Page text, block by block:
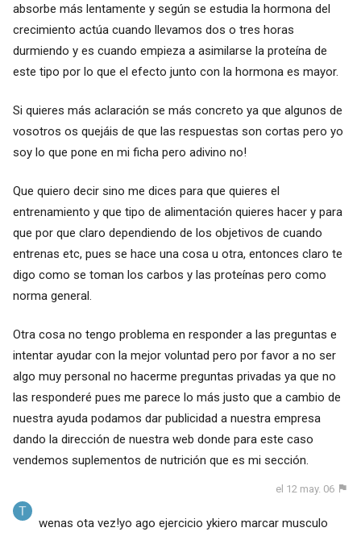
absorbe más lentamente y según se estudia la hormona del
crecimiento actúa cuando llevamos dos o tres horas
durmiendo y es cuando empieza a asimilarse la proteína de
este tipo por lo que el efecto junto con la hormona es mayor.
Si quieres más aclaración se más concreto ya que algunos de
vosotros os quejáis de que las respuestas son cortas pero yo
soy lo que pone en mi ficha pero adivino no!
Que quiero decir sino me dices para que quieres el
entrenamiento y que tipo de alimentación quieres hacer y para
que por que claro dependiendo de los objetivos de cuando
entrenas etc, pues se hace una cosa u otra, entonces claro te
digo como se toman los carbos y las proteínas pero como
norma general.
Otra cosa no tengo problema en responder a las preguntas e
intentar ayudar con la mejor voluntad pero por favor a no ser
algo muy personal no hacerme preguntas privadas ya que no
las responderé pues me parece lo más justo que a cambio de
nuestra ayuda podamos dar publicidad a nuestra empresa
dando la dirección de nuestra web donde para este caso
vendemos suplementos de nutrición que es mi sección.
el 12 may. 06
wenas ota vez!yo ago ejercicio ykiero marcar musculo